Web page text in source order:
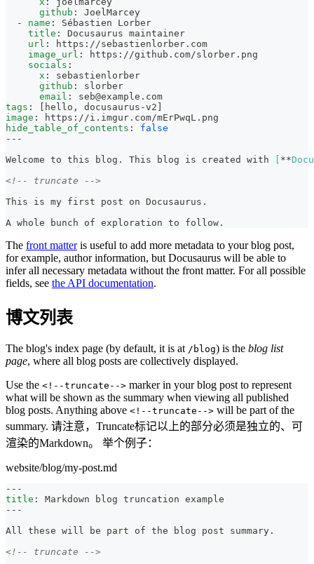
github :
JoelMarcey
-
name :
Sébastien Lorber
title :
Docusaurus maintainer
url : https : //sebastienlorber.com
image_url : https : //github.com/slorber.png
socials :
x :
sebastienlorber
github :
slorber
email :
seb@example.com
tags : hello , docusaurus -v2
image : https : //i.imgur.com/mErPwqL.png
hide_table_of_contents :
false
---
Welcome to this blog. This blog is created with
**
<!-- truncate -->
This is my first post on Docusaurus.
A whole bunch of exploration to follow.
The front matteris useful to add more metadata to your blog post,
for example, author information, but Docusaurus will be able to
infer all necessary metadata without the front matter. For all possible
fields, see the API documentation.
博文列表
The blog's index page (by default, it is at /blog) is the blog list
page, where all blog posts are collectively displayed.
Use the <!--truncate--> marker in your blog post to represent
what will be shown as the summary when viewing all published
blog posts. Anything above <!--truncate--> will be part of the
summary. 请注意，Truncate标记以上的部分必须是独立的、可
渲染的Markdown。 举个例子：
website/blog/my-post.md
---
title :
Markdown blog truncation example
---
All these will be part of the blog post summary.
<!-- truncate -->